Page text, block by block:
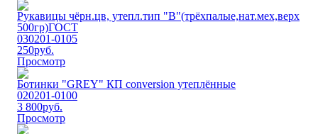
Рукавицы чёрн.цв, утепл.тип "В"(трёхпалые,нат.мех,верх
500гр)ГОСТ
030201-0105
250руб.
Просмотр
Ботинки "GREY" КП conversion утеплённые
020201-0100
3 800руб.
Просмотр